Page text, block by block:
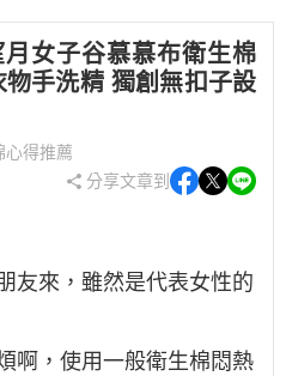
⽉⼥⼦⾕慕慕布衛⽣棉
⼿洗精 獨創無扣⼦設
心得推薦
分享文章到
友來，雖然是代表女性的
啊，使用一般衛生棉悶熱